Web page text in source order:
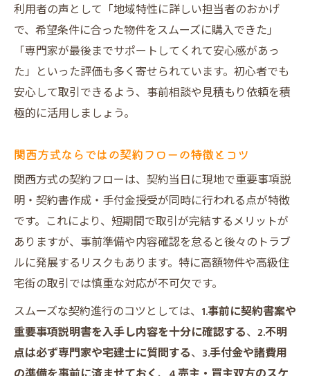
利用者の声として「地域特性に詳しい担当者のおかげ
で、希望条件に合った物件をスムーズに購入できた」
「専門家が最後までサポートしてくれて安心感があっ
た」といった評価も多く寄せられています。初心者でも
安心して取引できるよう、事前相談や見積もり依頼を積
極的に活用しましょう。
関西方式ならではの契約フローの特徴とコツ
関西方式の契約フローは、契約当日に現地で重要事項説
明・契約書作成・手付金授受が同時に行われる点が特徴
です。これにより、短期間で取引が完結するメリットが
ありますが、事前準備や内容確認を怠ると後々のトラブ
ルに発展するリスクもあります。特に高額物件や高級住
宅街の取引では慎重な対応が不可欠です。
スムーズな契約進行のコツとしては、 1.事前に契約書案や
重要事項説明書を入手し内容を十分に確認する、 2.不明
点は必ず専門家や宅建士に質問する、 3.手付金や諸費用